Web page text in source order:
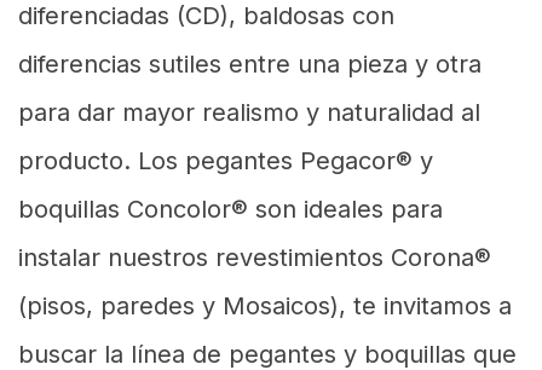
diferenciadas (CD), baldosas con
diferencias sutiles entre una pieza y otra
para dar mayor realismo y naturalidad al
producto. Los pegantes Pegacor® y
boquillas Concolor® son ideales para
instalar nuestros revestimientos Corona®
(pisos, paredes y Mosaicos), te invitamos a
buscar la línea de pegantes y boquillas que